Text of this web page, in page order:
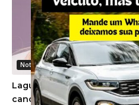
Noticias Gerais
Lagunense Deise Daiana
candidatura a deputada